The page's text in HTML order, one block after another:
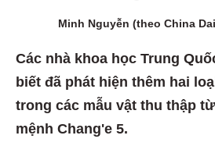
Minh Nguyễn (theo China
Các nhà khoa học Trung
biết đã phát hiện thêm hai
trong các mẫu vật thu thập
mệnh Chang'e 5.